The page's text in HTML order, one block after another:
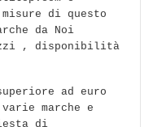
di questo
da Noi
, disponibilità
ad euro
marche e
di